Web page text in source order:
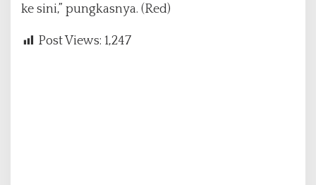
ke sini,” pungkasnya. (Red)
Post Views: 1,247